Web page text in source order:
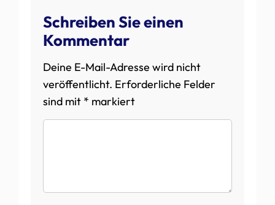
Schreiben Sie einen
Kommentar
Deine E-Mail-Adresse wird nicht
veröffentlicht. Erforderliche Felder
sind mit * markiert